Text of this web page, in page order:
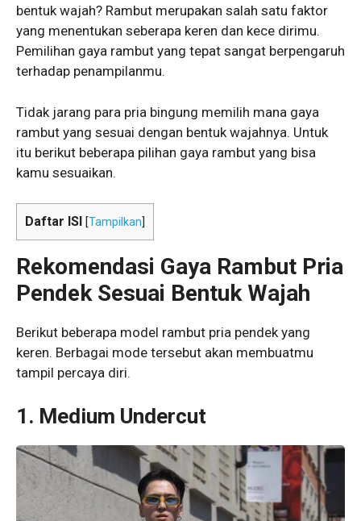
bentuk wajah? Rambut merupakan salah satu faktor
yang menentukan seberapa keren dan kece dirimu.
Pemilihan gaya rambut yang tepat sangat berpengaruh
terhadap penampilanmu.
Tidak jarang para pria bingung memilih mana gaya
rambut yang sesuai dengan bentuk wajahnya. Untuk
itu berikut beberapa pilihan gaya rambut yang bisa
kamu sesuaikan.
Daftar ISI [Tampilkan
Rekomendasi Gaya Rambut Pria
Pendek Sesuai Bentuk Wajah
Berikut beberapa model rambut pria pendek yang
keren. Berbagai mode tersebut akan membuatmu
tampil percaya diri.
1. Medium Undercut